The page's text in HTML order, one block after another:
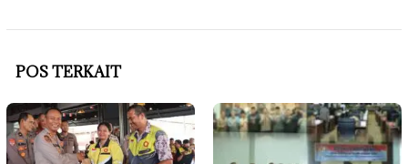
POS TERKAIT